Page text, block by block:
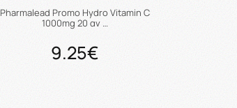
Pharmalead Promo Hydro Vitamin C
1000mg 20 αν …
9.25€